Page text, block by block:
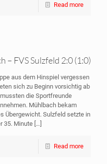
Read more
– FVS Sulzfeld 2:0 (1:0)
aus dem Hinspiel vergessen
sich zu Beginn vorsichtig ab
die Sportfreunde
Mühlbach bekam
Übergewicht. Sulzfeld setzte in
35. Minute […]
Read more